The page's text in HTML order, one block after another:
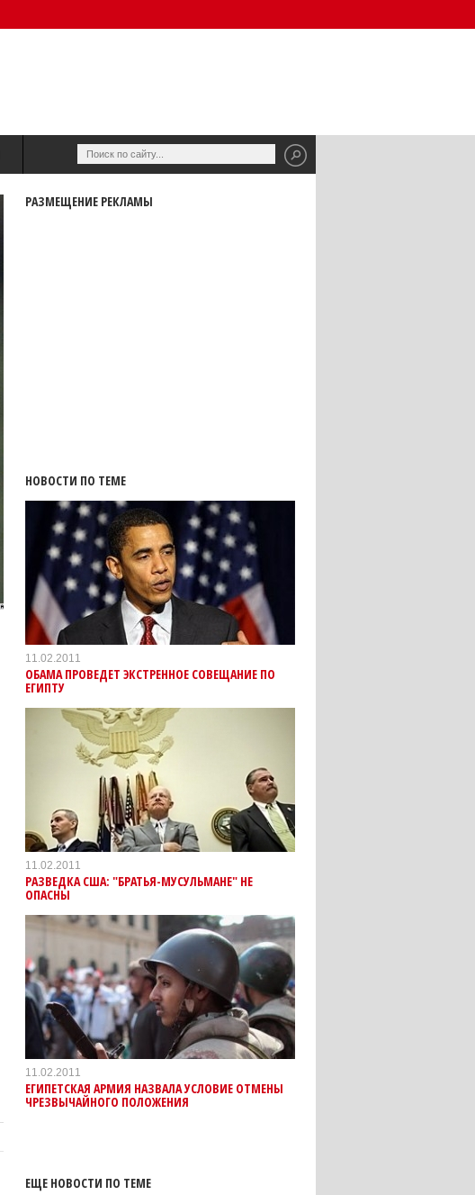
РАЗМЕЩЕНИЕ РЕКЛАМЫ
НОВОСТИ ПО ТЕМЕ
11.02.2011
ОБАМА ПРОВЕДЕТ ЭКСТРЕННОЕ СОВЕЩАНИЕ ПО
ЕГИПТУ
11.02.2011
РАЗВЕДКА США: "БРАТЬЯ-МУСУЛЬМАНЕ" НЕ
ОПАСНЫ
11.02.2011
ЕГИПЕТСКАЯ АРМИЯ НАЗВАЛА УСЛОВИЕ ОТМЕНЫ
ЧРЕЗВЫЧАЙНОГО ПОЛОЖЕНИЯ
ЕЩЕ НОВОСТИ ПО ТЕМЕ